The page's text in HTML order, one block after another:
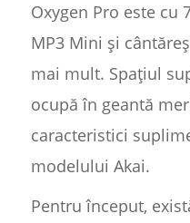
Oxygen Pro este cu
MP3 Mini și
mai mult. Spațiul
ocupă în geantă
caracteristici
modelului Akai.
Pentru început,